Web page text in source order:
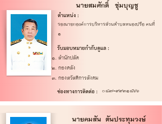
นายสมศักดิ์ ชุ่มบุญชู
ตำแหน่ง :
รองนายกองค์การบริหารส่วนตำบลหนองปรือ คนที่
๑
รับมอบหมายกำกับดูแล :
สำนักปลัด
กองคลัง
กองสวัสดิการสังคม
ช่องทางการติดต่อ : 087-9931866
นายคมสัน ตันประทุมวงษ์